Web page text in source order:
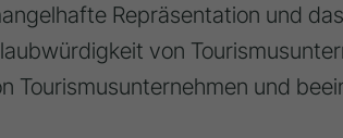
Repräsentation und
von
Tourismusunternehmen und